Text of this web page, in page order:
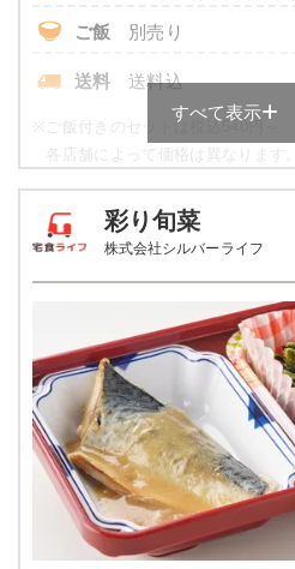
ご飯 別売り
送料 送料込
※
ご飯付きのセットは税込540円～
各店舗によって価格は異なります。
素例
品数 4～5品
カロリー 443kcal
塩分 1.9g
タンパク質 11.9g
脂質 8.6g
糖質 72.4g
すべて表示
彩り旬菜
株式会社シルバーライフ